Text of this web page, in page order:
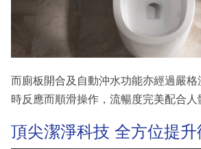
而廁板開合及自動沖水功能亦經過嚴格
時反應而順滑操作，流暢度完美配合人
頂尖潔淨科技 全方位提升